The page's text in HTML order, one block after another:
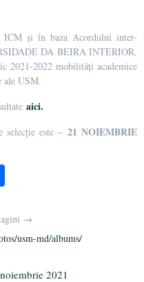
ICM și în baza Acordului inter-
DA BEIRA INTERIOR,
2021-2022 mobilități academice
ale USM.
aici.
selecție este – 21 NOIEMBRIE
aj
ea
ză
→
usm-md/albums/
2021